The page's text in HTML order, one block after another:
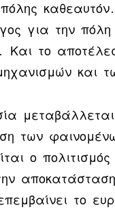
πόλης
για την
Και το
και
των
ο
αποκατάσταση
το